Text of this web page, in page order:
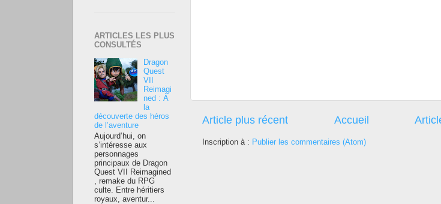
Article plus récent Accueil
Inscription à : Publier les commentaires (Atom)
ARTICLES LES PLUS
CONSULTÉS
Dragon
Quest
VII
Reimagi
ned : À
la
découverte des héros
de l’aventure
Aujourd’hui, on
s’intéresse aux
personnages
principaux de Dragon
Quest VII Reimagined
, remake du RPG
culte. Entre héritiers
royaux, aventur...